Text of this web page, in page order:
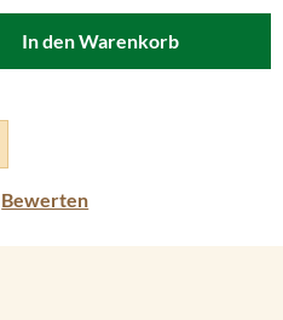
Bewerten
In den Warenkorb